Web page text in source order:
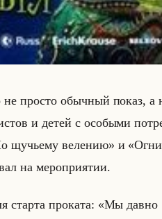
про­сто обыч­ный показ, а
и детей с осо­бы­ми
щучьему велению» и
на ме­ро­при­ятии.
стар­та про­ка­та: «Мы давно